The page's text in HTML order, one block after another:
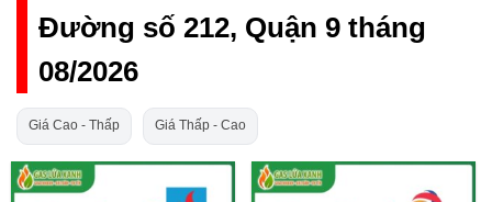
Đường số 212, Quận 9 tháng
08/2026
Giá Cao - Thấp Giá Thấp - Cao